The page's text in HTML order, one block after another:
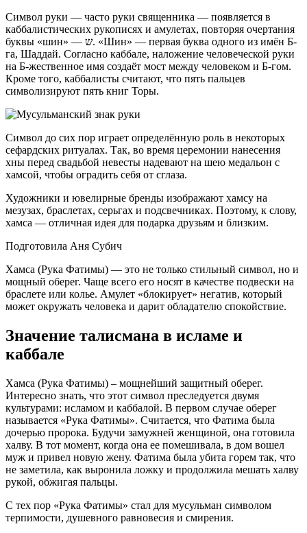
Символ руки — часто руки священника — появляется в
каббалистических рукописях и амулетах, повторяя очертания
буквы «шин» — ש. «Шин» — первая буква одного из имён Б-
га, Шаддай. Согласно каббале, наложение человеческой руки
на Б-жественное имя создаёт мост между человеком и Б-гом.
Кроме того, каббалисты считают, что пять пальцев
символизируют пять книг Торы.
Символ до сих пор играет определённую роль в некоторых
сефардских ритуалах. Так, во время церемонии нанесения
хны перед свадьбой невесты надевают на шею медальон с
хамсой, чтобы оградить себя от сглаза.
Художники и ювелирные бренды изображают хамсу на
мезузах, браслетах, серьгах и подсвечниках. Поэтому, к слову,
хамса — отличная идея для подарка друзьям и близким.
Подготовила Аня Субич
Хамса (Рука Фатимы) — это не только стильный символ, но и
мощный оберег. Чаще всего его носят в качестве подвески на
браслете или колье. Амулет «блокирует» негатив, который
может окружать человека и дарит обладателю спокойствие.
Значение талисмана в исламе и
каббале
Хамса (Рука Фатимы) – мощнейший защитный оберег.
Интересно знать, что этот символ преследуется двумя
культурами: исламом и каббалой. В первом случае оберег
называется «Рука Фатимы». Считается, что Фатима была
дочерью пророка. Будучи замужней женщиной, она готовила
халву. В тот момент, когда она ее помешивала, в дом вошел
муж и привел новую жену. Фатима была убита горем так, что
не заметила, как выронила ложку и продолжила мешать халву
рукой, обжигая пальцы.
С тех пор «Рука Фатимы» стал для мусульман символом
терпимости, душевного равновесия и смирения.